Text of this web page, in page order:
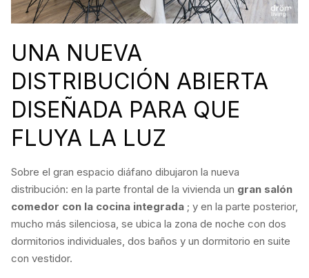
UNA NUEVA
DISTRIBUCIÓN ABIERTA
DISEÑADA PARA QUE
FLUYA LA LUZ
Sobre el gran espacio diáfano dibujaron la nueva
distribución: en la parte frontal de la vivienda un gran salón
comedor con la cocina integrada ; y en la parte posterior,
mucho más silenciosa, se ubica la zona de noche con dos
dormitorios individuales, dos baños y un dormitorio en suite
con vestidor.